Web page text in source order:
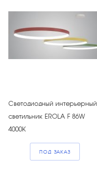
Светодиодный интерьерный
светильник EROLA F 86W
4000К
ПОД ЗАКАЗ